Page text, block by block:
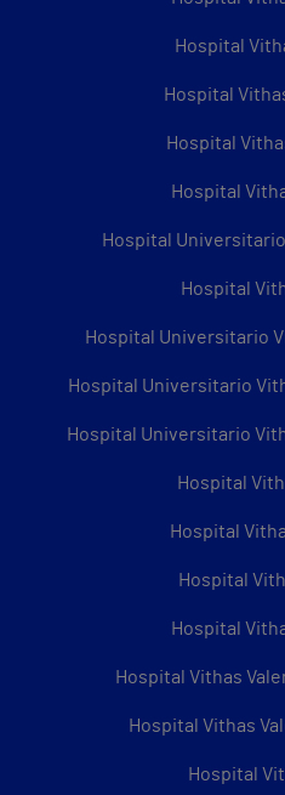
Hospital
Hospital
Hospital
Hospital
Hospital
Hospital
Hospital Universitario
Hospital Universitario
Hospital Universitario
Hospital
Hospital
Hospital
Hospital
Hospital Vithas
Hospital Vithas
Hospital